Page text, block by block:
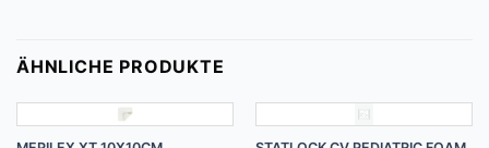
ÄHNLICHE PRODUKTE